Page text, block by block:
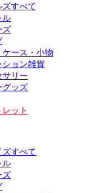
ズすべて
ル
ズ
ケース・小物
ション雑貨
サリー
グッズ
レット
ズすべて
ル
ズ